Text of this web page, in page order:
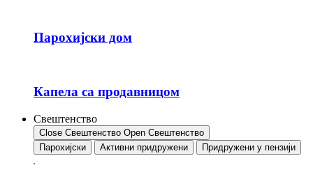
Парохијски дом
Капела са продавницом
Свештенство
Close Свештенство Open Свештенство
Парохијски
Активни придружени Придружени у пензији